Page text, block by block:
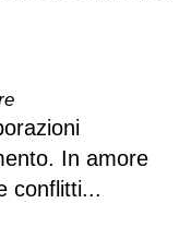
In amore
conflitti...